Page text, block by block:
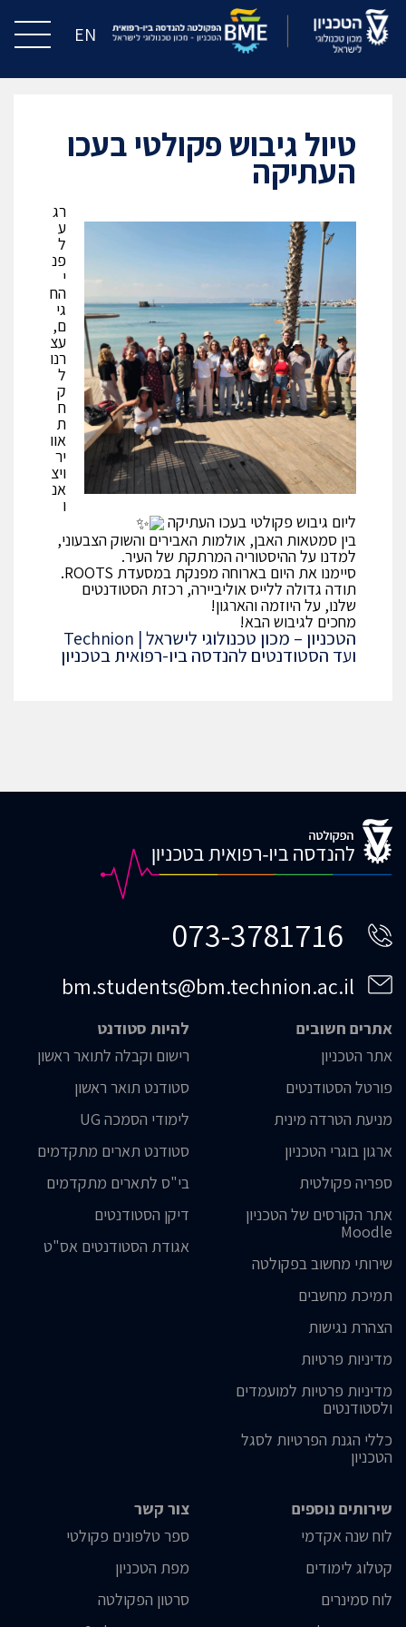
EN
טיול גיבוש פקולטי בעכו
העתיקה
רג
ע
ל
פנ
י
הח
גי
ם,
עצ
רנו
ל
ק
ח
ת
אוו
יר
ויצ
אנ
ו
ליום גיבוש פקולטי בעכו העתיקה
בין סמטאות האבן, אולמות האבירים והשוק הצבעוני,
למדנו על ההיסטוריה המרתקת של העיר.
סיימנו את היום בארוחה מפנקת במסעדת ROOTS.
תודה גדולה ללייס אוליביירה, רכזת הסטודנטים
שלנו, על היוזמה והארגון!
מחכים לגיבוש הבא!
הטכניון – מכון טכנולוגי לישראל | Technion
ועד הסטודנטים להנדסה ביו-רפואית בטכניון
073-3781716
bm.students@bm.technion.ac.il
אתרים חשובים
אתר הטכניון
פורטל הסטודנטים
מניעת הטרדה מינית
ארגון בוגרי הטכניון
ספריה פקולטית
אתר הקורסים של הטכניון
Moodle
שירותי מחשוב בפקולטה
תמיכת מחשבים
הצהרת נגישות
מדיניות פרטיות
מדיניות פרטיות למועמדים
ולסטודנטים
כללי הגנת הפרטיות לסגל
הטכניון
להיות סטודנט
רישום וקבלה לתואר ראשון
סטודנט תואר ראשון
לימודי הסמכה UG
סטודנט תארים מתקדמים
בי"ס לתארים מתקדמים
דיקן הסטודנטים
אגודת הסטודנטים אס"ט
שירותים נוספים
לוח שנה אקדמי
קטלוג לימודים
לוח סמינרים
צור קשר
ספר טלפונים פקולטי
מפת הטכניון
סרטון הפקולטה